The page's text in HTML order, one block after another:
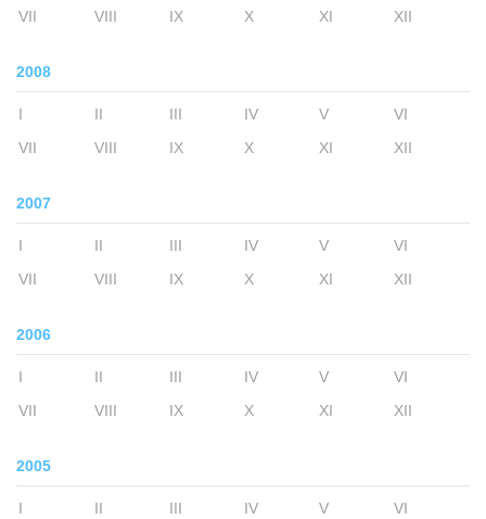
VII
VIII IX X XI XII
2008
I II III IV V
VI
VII
VIII IX X XI XII
2007
I II III IV V
VI
VII
VIII IX X XI XII
2006
I II III IV V
VI
VII
VIII IX X XI XII
2005
I II III IV V
VI